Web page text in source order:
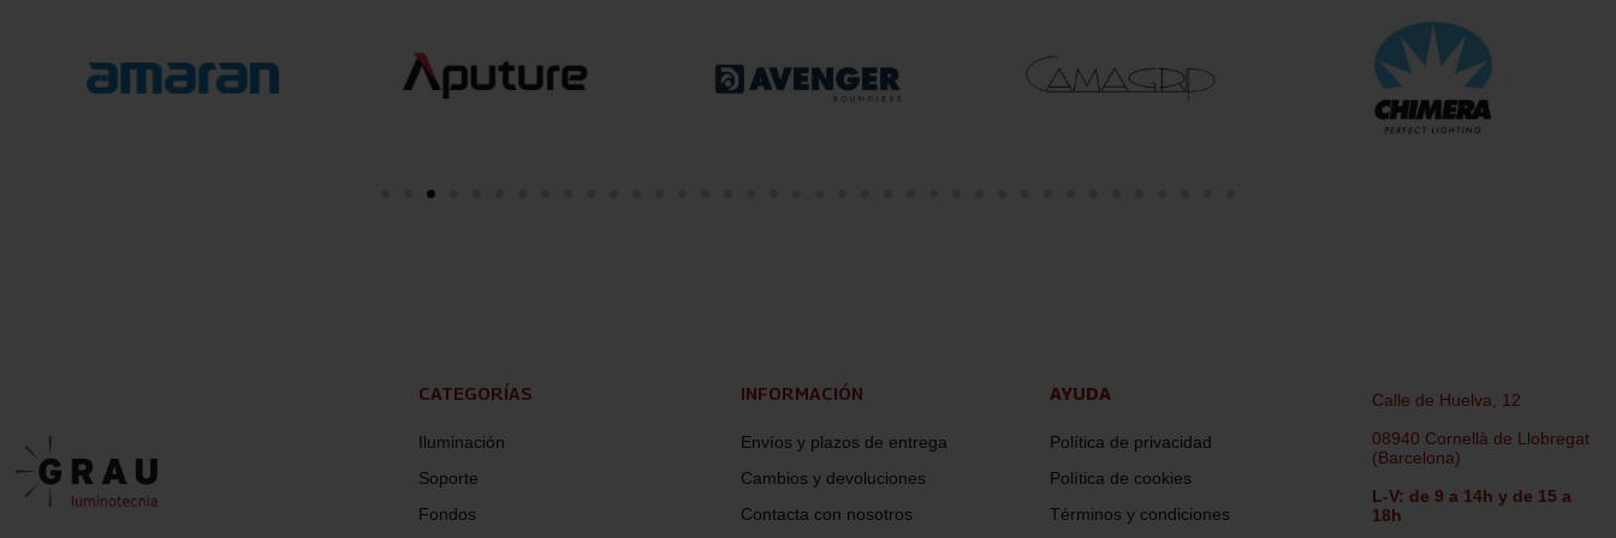
CATEGORÍAS
Iluminación
Soporte
Fondos
INFORMACIÓN
Envíos y plazos de entrega
Cambios y devoluciones
Contacta con nosotros
AYUDA
Política de privacidad
Política de cookies
Términos y condiciones
Calle de Huelva, 12
08940 Cornellà de Llobregat
(Barcelona)
L-V: de 9 a 14h y de 15 a
18h